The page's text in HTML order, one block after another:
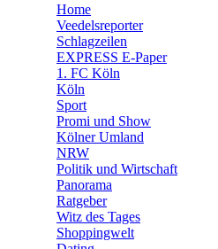
🛒 Shoppingwelt
Home
Veedelsreporter
Schlagzeilen
EXPRESS E-Paper
1. FC Köln
Köln
Sport
Promi und Show
Kölner Umland
NRW
Politik und Wirtschaft
Panorama
Ratgeber
Witz des Tages
Shoppingwelt